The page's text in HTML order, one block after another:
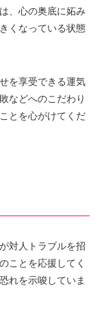
、心の奥底に妬み
くなっている状態
を享受できる運気
などへのこだわり
とを心がけてくだ
対人トラブルを招
ことを応援してく
れを示唆していま